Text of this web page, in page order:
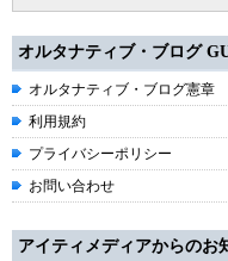
オルタナティブ・ブログ
オルタナティブ・ブログ憲章
利用規約
プライバシーポリシー
お問い合わせ
アイティメディアからのお